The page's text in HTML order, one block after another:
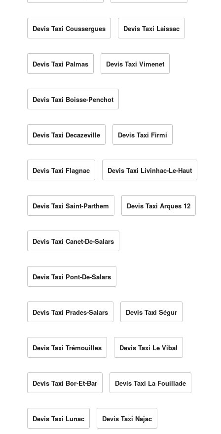
Devis Taxi Coussergues Devis Taxi Laissac
Devis Taxi Palmas Devis Taxi Vimenet
Devis Taxi Boisse-Penchot
Devis Taxi Decazeville Devis Taxi Firmi
Devis Taxi Flagnac Devis Taxi Livinhac-Le-Haut
Devis Taxi Saint-Parthem Devis Taxi Arques 12
Devis Taxi Canet-De-Salars
Devis Taxi Pont-De-Salars
Devis Taxi Prades-Salars Devis Taxi Ségur
Devis Taxi Trémouilles Devis Taxi Le Vibal
Devis Taxi Bor-Et-Bar Devis Taxi La Fouillade
Devis Taxi Lunac Devis Taxi Najac